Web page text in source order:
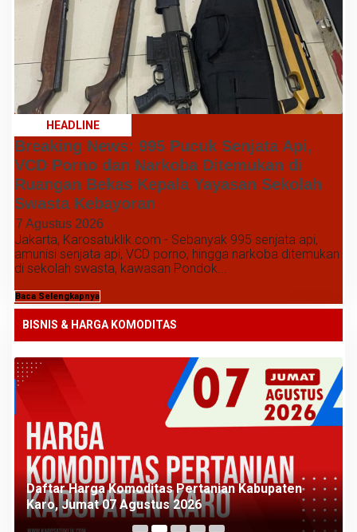
HEADLINE
Breaking News: 995 Pucuk Senjata Api,
VCD Porno dan Narkoba Ditemukan di
Ruangan Bekas Kepala Yayasan Sekolah
Swasta Kebayoran
7 Agustus 2026
Jakarta, Karosatuklik.com - Sebanyak 995 senjata api,
amunisi senjata api, VCD porno, hingga narkoba ditemukan
di sekolah swasta, kawasan Pondok...
Baca Selengkapnya
BISNIS & HARGA KOMODITAS
Daftar Harga Komoditas Pertanian Kabupaten
Karo, Jumat 07 Agustus 2026